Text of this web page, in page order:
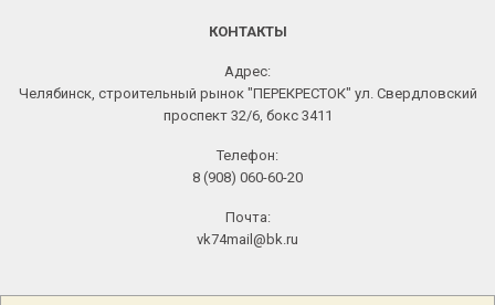
КОНТАКТЫ
Адрес:
Челябинск, строительный рынок "ПЕРЕКРЕСТОК" ул. Свердловский
проспект 32/6, бокс 3411
Телефон:
8 (908) 060-60-20
Почта:
vk74mail@bk.ru